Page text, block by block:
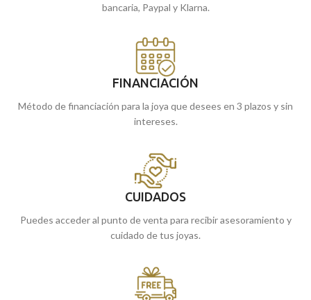
bancaria, Paypal y Klarna.
FINANCIACIÓN
Método de financiación para la joya que desees en 3 plazos y sin
intereses.
CUIDADOS
Puedes acceder al punto de venta para recibir asesoramiento y
cuidado de tus joyas.